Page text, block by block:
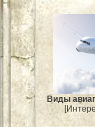
Виды